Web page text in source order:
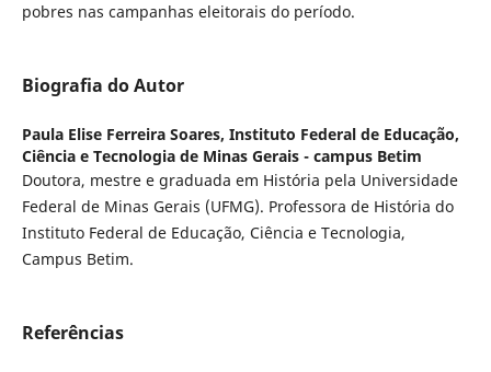
pobres nas campanhas eleitorais do período.
Biografia do Autor
Paula Elise Ferreira Soares, Instituto Federal de Educação,
Ciência e Tecnologia de Minas Gerais - campus Betim
Doutora, mestre e graduada em História pela Universidade
Federal de Minas Gerais (UFMG). Professora de História do
Instituto Federal de Educação, Ciência e Tecnologia,
Campus Betim.
Referências